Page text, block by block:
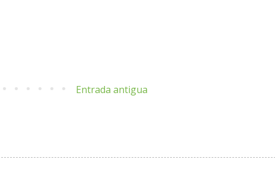
Entrada antigua